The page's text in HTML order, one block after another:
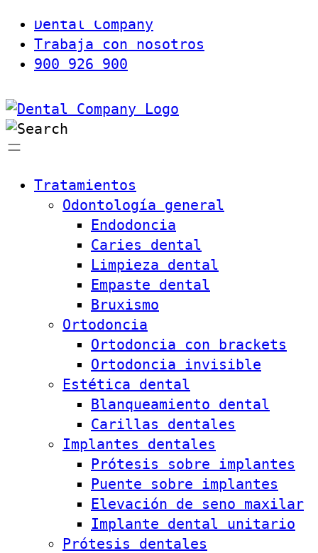
Dental Company
Trabaja con nosotros
900 926 900
Tratamientos
Odontología general
Endodoncia
Caries dental
Limpieza dental
Empaste dental
Bruxismo
Ortodoncia
Ortodoncia con brackets
Ortodoncia invisible
Estética dental
Blanqueamiento dental
Carillas dentales
Implantes dentales
Prótesis sobre implantes
Puente sobre implantes
Elevación de seno maxilar
Implante dental unitario
Prótesis dentales